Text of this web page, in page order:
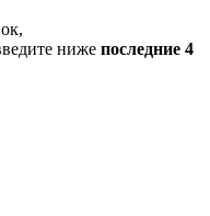
ниже последние 4